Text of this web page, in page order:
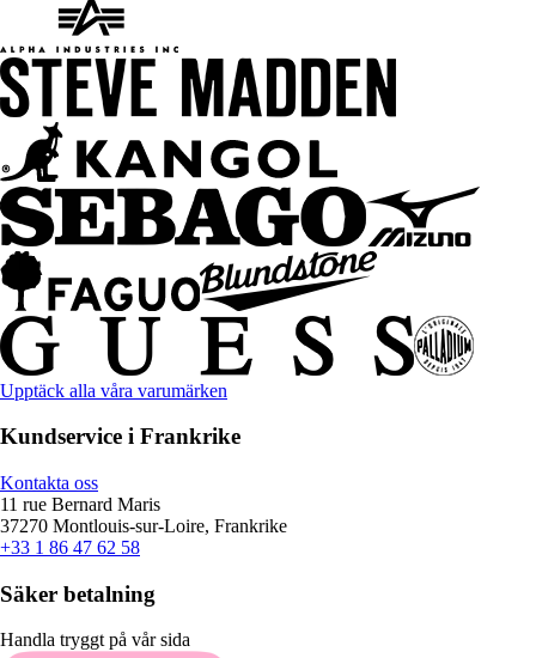
Upptäck alla våra varumärken
Kundservice i Frankrike
Kontakta oss
11 rue Bernard Maris
37270 Montlouis-sur-Loire, Frankrike
+33 1 86 47 62 58
Säker betalning
Handla tryggt på vår sida